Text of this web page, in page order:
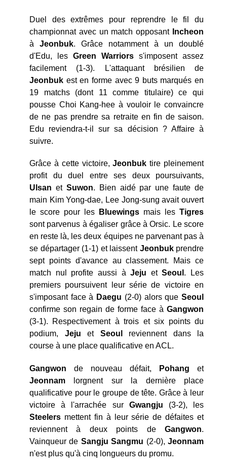
Duel des extrêmes pour reprendre le fil du
championnat avec un match opposant Incheon
à Jeonbuk. Grâce notamment à un doublé
d'Edu, les Green Warriors s'imposent assez
facilement (1-3). L'attaquant brésilien de
Jeonbuk est en forme avec 9 buts marqués en
19 matchs (dont 11 comme titulaire) ce qui
pousse Choi Kang-hee à vouloir le convaincre
de ne pas prendre sa retraite en fin de saison.
Edu reviendra-t-il sur sa décision ? Affaire à
suivre.
Grâce à cette victoire,Jeonbuk tire pleinement
profit du duel entre ses deux poursuivants,
Ulsan et Suwon. Bien aidé par une faute de
main Kim Yong-dae, Lee Jong-sung avait ouvert
le score pour les
Bluewings mais les Tigres
sont parvenus à égaliser grâce à Orsic. Le score
en reste là, les deux équipes ne parvenant pas à
se départager (1-1) et laissent Jeonbukprendre
sept points d'avance au classement. Mais ce
match nul profite aussi àJeju etSeoul . Les
premiers poursuivent leur série de victoire en
s'imposant face à Daegu (2-0) alors queSeoul
confirme son regain de forme face à Gangwon
(3-1). Respectivement à trois et six points du
podium, Jeju et Seoul
reviennent dans la
course à une place qualificative en ACL.
Gangwon de nouveau défait, Pohang et
Jeonnam lorgnent sur la dernière place
qualificative pour le groupe de tête. Grâce à leur
victoire à l'arrachée sur Gwangju (3-2), les
Steelers mettent fin à leur série de défaites et
reviennent à deux points de Gangwon.
Vainqueur de Sangju Sangmu (2-0),Jeonnam
n'est plus qu'à cinq longueurs du promu.